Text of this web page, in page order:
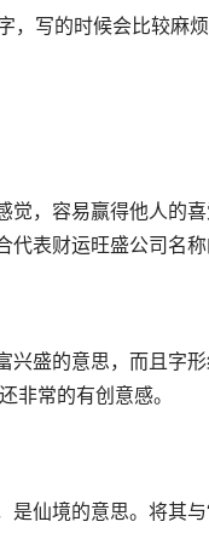
，写的时候会比较麻
觉，容易赢得他人的
代表财运旺盛公司名称
兴盛的意思，而且字
非常的有创意感。
仙境的意思。将其与